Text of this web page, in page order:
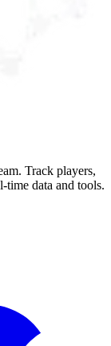
Track players,
time data and tools.